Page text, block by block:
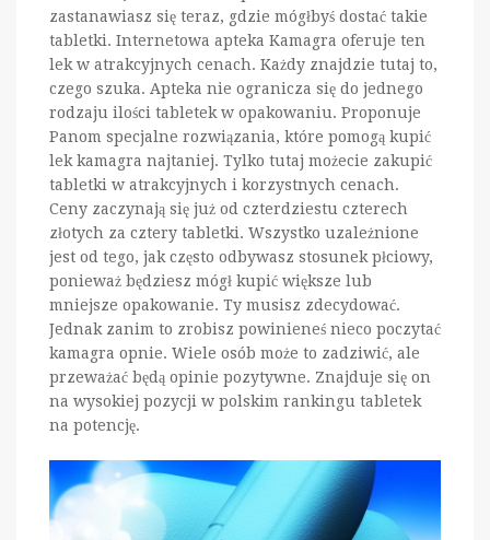
zastanawiasz się teraz, gdzie mógłbyś dostać takie
tabletki. Internetowa apteka Kamagra oferuje ten
lek w atrakcyjnych cenach. Każdy znajdzie tutaj to,
czego szuka. Apteka nie ogranicza się do jednego
rodzaju ilości tabletek w opakowaniu. Proponuje
Panom specjalne rozwiązania, które pomogą kupić
lek kamagra najtaniej. Tylko tutaj możecie zakupić
tabletki w atrakcyjnych i korzystnych cenach.
Ceny zaczynają się już od czterdziestu czterech
złotych za cztery tabletki. Wszystko uzależnione
jest od tego, jak często odbywasz stosunek płciowy,
ponieważ będziesz mógł kupić większe lub
mniejsze opakowanie. Ty musisz zdecydować.
Jednak zanim to zrobisz powinieneś nieco poczytać
kamagra opnie. Wiele osób może to zadziwić, ale
przeważać będą opinie pozytywne. Znajduje się on
na wysokiej pozycji w polskim rankingu tabletek
na potencję.